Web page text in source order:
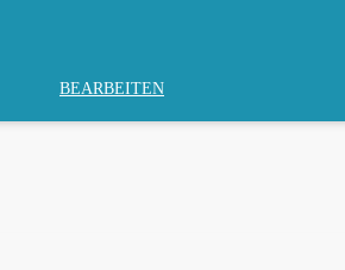
BEARBEITEN